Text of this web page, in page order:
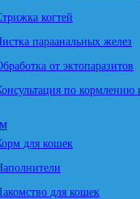
когтей
параанальных желез
от эктопаразитов
по
для кошек
для кошек